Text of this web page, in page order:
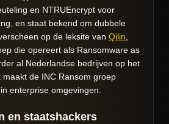
en NTRUEncrypt voor
en staat bekend om dubbele
op de leksite van Qilin,
die opereert als Ransomware as
al Nederlandse bedrijven op het
de INC Ransom groep
enterprise omgevingen.
en staatshackers